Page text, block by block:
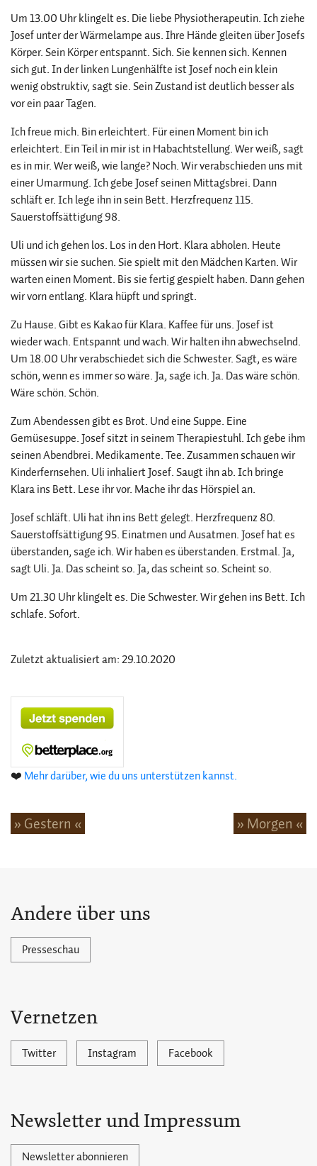
Um 13.00 Uhr klingelt es. Die liebe Physiotherapeutin. Ich ziehe
Josef unter der Wärmelampe aus. Ihre Hände gleiten über Josefs
Körper. Sein Körper entspannt. Sich. Sie kennen sich. Kennen
sich gut. In der linken Lungenhälfte ist Josef noch ein klein
wenig obstruktiv, sagt sie. Sein Zustand ist deutlich besser als
vor ein paar Tagen.
Ich freue mich. Bin erleichtert. Für einen Moment bin ich
erleichtert. Ein Teil in mir ist in Habachtstellung. Wer weiß, sagt
es in mir. Wer weiß, wie lange? Noch. Wir verabschieden uns mit
einer Umarmung. Ich gebe Josef seinen Mittagsbrei. Dann
schläft er. Ich lege ihn in sein Bett. Herzfrequenz 115.
Sauerstoffsättigung 98.
Uli und ich gehen los. Los in den Hort. Klara abholen. Heute
müssen wir sie suchen. Sie spielt mit den Mädchen Karten. Wir
warten einen Moment. Bis sie fertig gespielt haben. Dann gehen
wir vorn entlang. Klara hüpft und springt.
Zu Hause. Gibt es Kakao für Klara. Kaffee für uns. Josef ist
wieder wach. Entspannt und wach. Wir halten ihn abwechselnd.
Um 18.00 Uhr verabschiedet sich die Schwester. Sagt, es wäre
schön, wenn es immer so wäre. Ja, sage ich. Ja. Das wäre schön.
Wäre schön. Schön.
Zum Abendessen gibt es Brot. Und eine Suppe. Eine
Gemüsesuppe. Josef sitzt in seinem Therapiestuhl. Ich gebe ihm
seinen Abendbrei. Medikamente. Tee. Zusammen schauen wir
Kinderfernsehen. Uli inhaliert Josef. Saugt ihn ab. Ich bringe
Klara ins Bett. Lese ihr vor. Mache ihr das Hörspiel an.
Josef schläft. Uli hat ihn ins Bett gelegt. Herzfrequenz 80.
Sauerstoffsättigung 95. Einatmen und Ausatmen. Josef hat es
überstanden, sage ich. Wir haben es überstanden. Erstmal. Ja,
sagt Uli. Ja. Das scheint so. Ja, das scheint so. Scheint so.
Um 21.30 Uhr klingelt es. Die Schwester. Wir gehen ins Bett. Ich
schlafe. Sofort.
Zuletzt aktualisiert am: 29.10.2020
❤️ Mehr darüber, wie du uns unterstützen kannst.
» Gestern « » Morgen «
Andere über uns
Presseschau
Vernetzen
Twitter Instagram Facebook
Newsletter und Impressum
Newsletter abonnieren